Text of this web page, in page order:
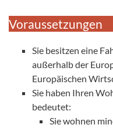
Voraussetzungen
Sie besitzen eine
außerhalb der
Europäischen
Sie haben Ihren
bedeutet:
Sie wohnen